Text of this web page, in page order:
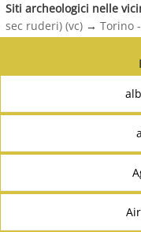
Siti archeologici nelle
sec ruderi) (vc) → Torino